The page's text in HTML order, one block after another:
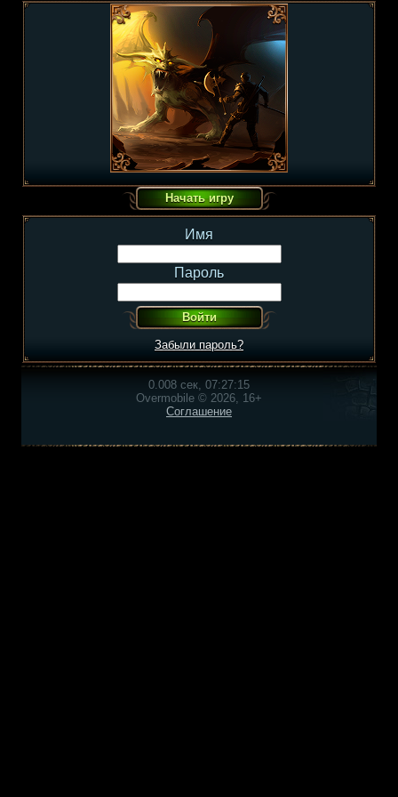
Имя
Пароль
Забыли пароль?
0.008 сек, 07:27:15
Overmobile © 2026, 16+
Соглашение